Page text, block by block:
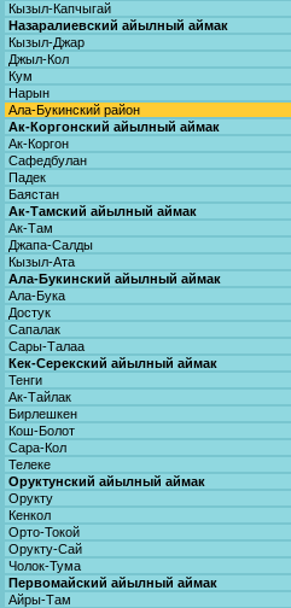
Кызыл-Капчыгай
Назаралиевский айылный аймак
Кызыл-Джар
Джыл-Кол
Кум
Нарын
Ала-Букинский район
Ак-Коргонский айылный аймак
Ак-Коргон
Сафедбулан
Падек
Баястан
Ак-Тамский айылный аймак
Ак-Там
Джапа-Салды
Кызыл-Ата
Ала-Букинский айылный аймак
Ала-Бука
Достук
Сапалак
Сары-Талаа
Кек-Серекский айылный аймак
Тенги
Ак-Тайлак
Бирлешкен
Кош-Болот
Сара-Кол
Телеке
Оруктунский айылный аймак
Орукту
Кенкол
Орто-Токой
Орукту-Сай
Чолок-Тума
Первомайский айылный аймак
Айры-Там